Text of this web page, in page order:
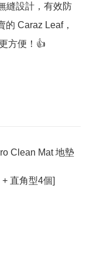
縫設計，有效防
的 Caraz Leaf，
Clean Mat 地墊
直角型4個]